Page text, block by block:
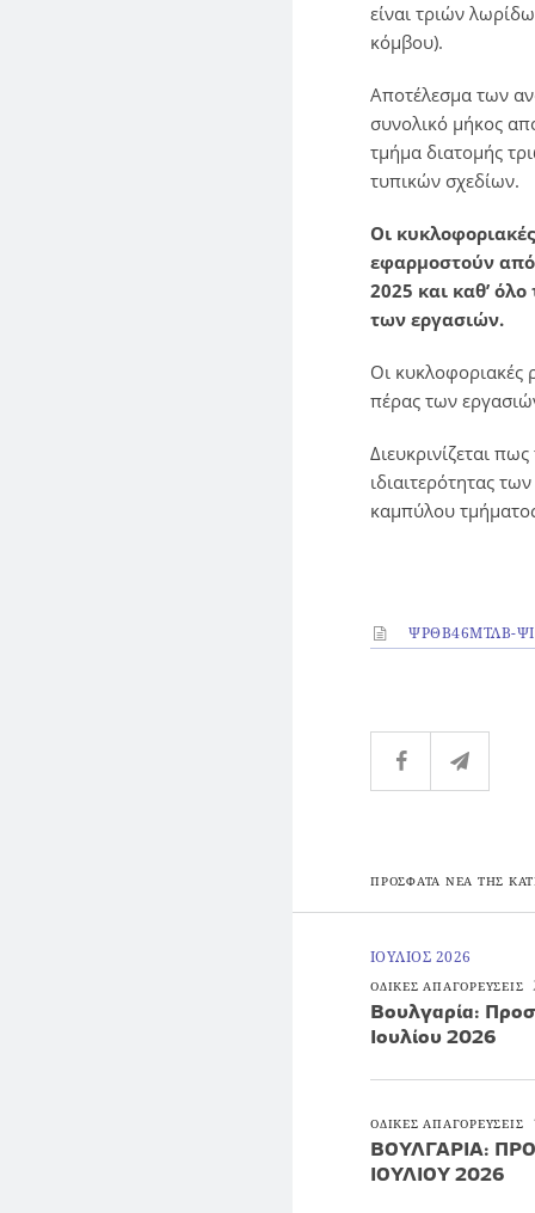
είναι τριών
κόμβου).
Αποτέλεσμα των
συνολικό μήκος
τμήμα διατομής
τυπικών σχεδίων.
Οι
εφαρμοστούν από
2025 και καθ’
των εργασιών.
Οι κυκλοφοριακές
πέρας των
Διευκρινίζεται
ιδιαιτερότητας
καμπύλου
ΨΡΘΒ46ΜΤΛΒ-
ΠΡΟΣΦΑΤΑ ΝΕΑ ΤΗΣ
ΙΟΥΛΙΟΣ 2026
ΟΔΙΚΕΣ ΑΠΑΓΟΡΕΥΣΕΙΣ
Βουλγαρία:
Ιουλίου 2026
ΟΔΙΚΕΣ ΑΠΑΓΟΡΕΥΣΕΙΣ
ΒΟΥΛΓΑΡΙΑ:
ΙΟΥΛΙΟΥ 2026